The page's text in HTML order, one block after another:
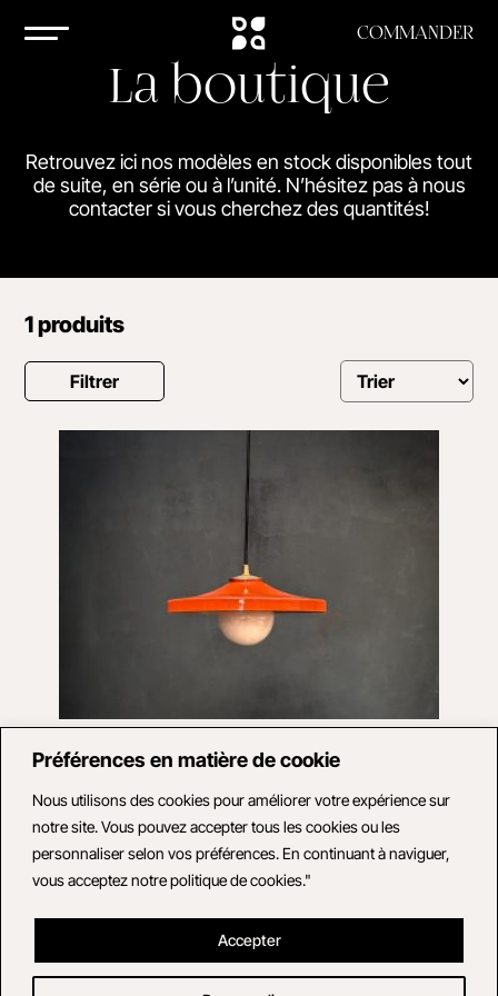
Préférences en matière de cookie
Nous utilisons des cookies pour améliorer votre expérience sur
notre site. Vous pouvez accepter tous les cookies ou les
personnaliser selon vos préférences. En continuant à naviguer,
vous acceptez notre politique de cookies."
Accepter
COMMANDER
La boutique
Retrouvez ici nos modèles en stock disponibles tout
de suite, en série ou à l’unité. N’hésitez pas à nous
contacter si vous cherchez des quantités!
1 produits
Filtrer
Suspension double cloche ambrée
Verre
Suspension constituée d’une assiette plexiglas orange et
d'une petite boule en opaline blanche.
165,00€
Voir le produit